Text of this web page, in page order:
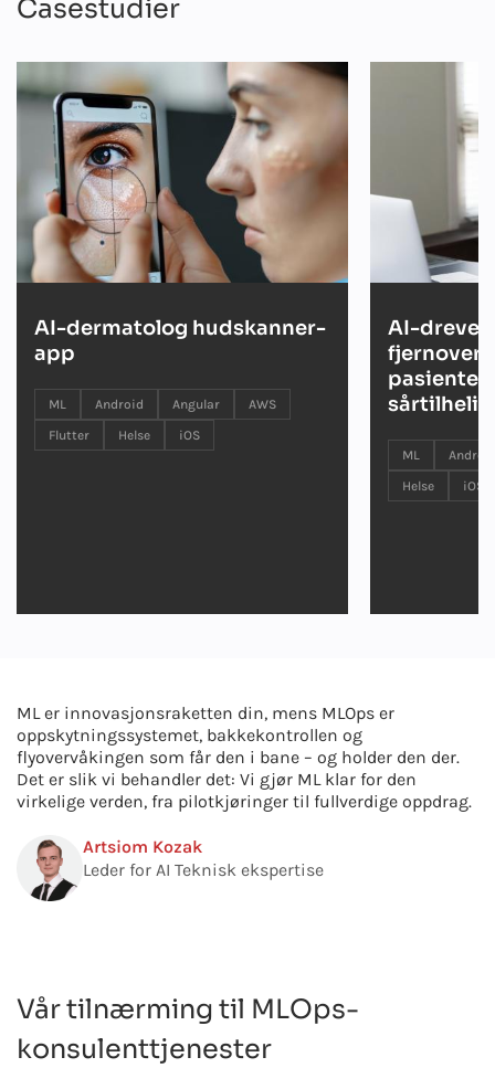
Casestudier
AI-dermatolog hudskanner-
app
ML Android Angular
AWS
Flutter
Helse iOS
AI-drevet
ML
Helse
iOS
Artsiom Kozak
Leder for AI Teknisk ekspertise
ML er innovasjonsraketten din, mens MLOps er
oppskytningssystemet, bakkekontrollen og
flyovervåkingen som får den i bane – og holder den der.
Det er slik vi behandler det: Vi gjør ML klar for den
virkelige verden, fra pilotkjøringer til fullverdige oppdrag.
Vår tilnærming til MLOps-
konsulenttjenester